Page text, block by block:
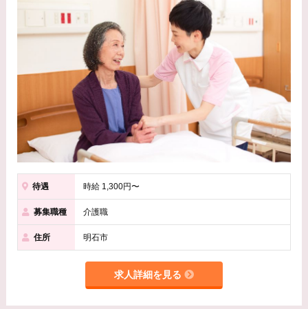
待遇 時給 1,300円〜
募集職種 介護職
住所 明石市
求人詳細を見る